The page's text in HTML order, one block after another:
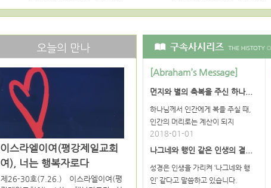
오늘의 만나
이스라엘이여(평강제일교회
여), 너는 행복자로다
제26-30호(7.26.) 이스라엘이여(평
[Abraham’s Message]
먼지와 별의 축복을 주신 하나...
하나님께서 인간에게 복을 주실 때,
인간의 머리로는 계산이 되지
2018-01-01
나그네와 행인 같은 인생의 결...
성경은 인생을 가리켜 ‘나그네와 행
인’ 같다고 말씀하고 있습니다.